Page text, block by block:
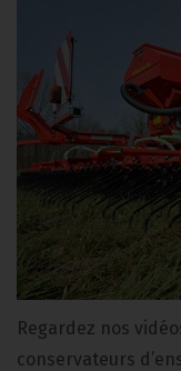
Regardez nos
conservateurs